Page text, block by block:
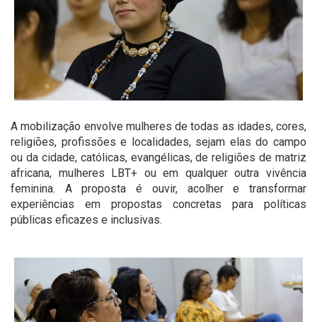
A mobilização envolve mulheres de todas as idades, cores,
religiões, profissões e localidades, sejam elas do campo
ou da cidade, católicas, evangélicas, de religiões de matriz
africana, mulheres LBT+ ou em qualquer outra vivência
feminina. A proposta é ouvir, acolher e transformar
experiências em propostas concretas para políticas
públicas eficazes e inclusivas.